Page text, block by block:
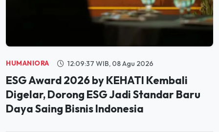
HUMANIORA 12:09:37 WIB, 08 Agu 2026
ESG Award 2026 by KEHATI Kembali
Digelar, Dorong ESG Jadi Standar Baru
Daya Saing Bisnis Indonesia